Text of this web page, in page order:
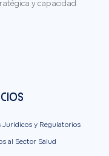
y capacidad
Jurídicos y Regulatorios
al Sector Salud